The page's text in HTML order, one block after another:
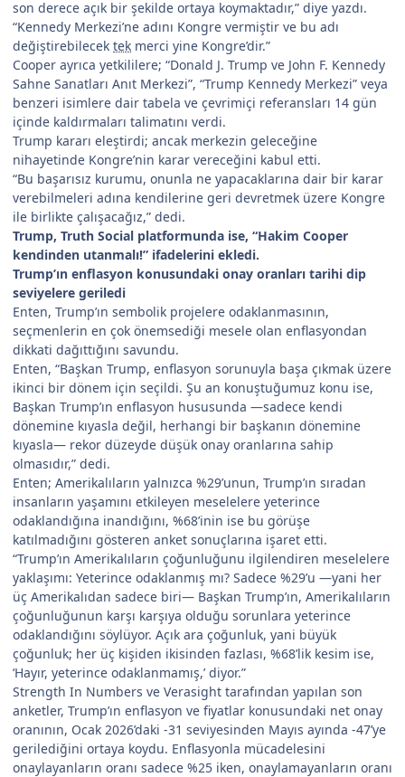
son derece açık bir şekilde ortaya koymaktadır,” diye yazdı.
“Kennedy Merkezi’ne adını Kongre vermiştir ve bu adı
değiştirebilecek tek merci yine Kongre’dir.”
Cooper ayrıca yetkililere; “Donald J. Trump ve John F. Kennedy
Sahne Sanatları Anıt Merkezi”, “Trump Kennedy Merkezi” veya
benzeri isimlere dair tabela ve çevrimiçi referansları 14 gün
içinde kaldırmaları talimatını verdi.
Trump kararı eleştirdi; ancak merkezin geleceğine
nihayetinde Kongre’nin karar vereceğini kabul etti.
“Bu başarısız kurumu, onunla ne yapacaklarına dair bir karar
verebilmeleri adına kendilerine geri devretmek üzere Kongre
ile birlikte çalışacağız,” dedi.
Trump, Truth Social platformunda ise, “Hakim Cooper
kendinden utanmalı!” ifadelerini ekledi.
Trump’ın enflasyon konusundaki onay oranları tarihi dip
seviyelere geriledi
Enten, Trump’ın sembolik projelere odaklanmasının,
seçmenlerin en çok önemsediği mesele olan enflasyondan
dikkati dağıttığını savundu.
Enten, “Başkan Trump, enflasyon sorunuyla başa çıkmak üzere
ikinci bir dönem için seçildi. Şu an konuştuğumuz konu ise,
Başkan Trump’ın enflasyon hususunda —sadece kendi
dönemine kıyasla değil, herhangi bir başkanın dönemine
kıyasla— rekor düzeyde düşük onay oranlarına sahip
olmasıdır,” dedi.
Enten; Amerikalıların yalnızca %29’unun, Trump’ın sıradan
insanların yaşamını etkileyen meselelere yeterince
odaklandığına inandığını, %68’inin ise bu görüşe
katılmadığını gösteren anket sonuçlarına işaret etti.
“Trump’ın Amerikalıların çoğunluğunu ilgilendiren meselelere
yaklaşımı: Yeterince odaklanmış mı? Sadece %29’u —yani her
üç Amerikalıdan sadece biri— Başkan Trump’ın, Amerikalıların
çoğunluğunun karşı karşıya olduğu sorunlara yeterince
odaklandığını söylüyor. Açık ara çoğunluk, yani büyük
çoğunluk; her üç kişiden ikisinden fazlası, %68’lik kesim ise,
‘Hayır, yeterince odaklanmamış,’ diyor.”
Strength In Numbers ve Verasight tarafından yapılan son
anketler, Trump’ın enflasyon ve fiyatlar konusundaki net onay
oranının, Ocak 2026’daki -31 seviyesinden Mayıs ayında -47’ye
gerilediğini ortaya koydu. Enflasyonla mücadelesini
onaylayanların oranı sadece %25 iken, onaylamayanların oranı